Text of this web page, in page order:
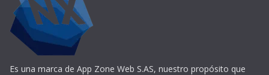
Es una marca de App Zone Web S.AS, nuestro propósito que